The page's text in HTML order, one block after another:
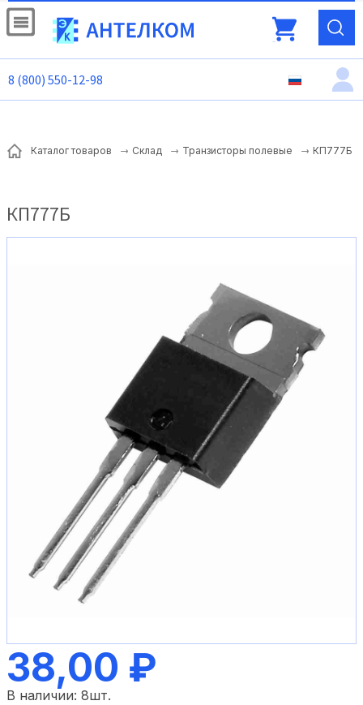
8 (800) 550-12-98
Каталог товаров Склад Транзисторы полевые КП777Б
КП777Б
38,00 ₽
В наличии: 8шт.